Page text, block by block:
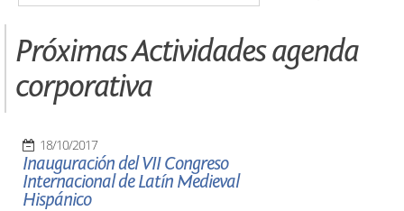
Próximas Actividades agenda
corporativa
18/10/2017
Inauguración del VII Congreso
Internacional de Latín Medieval
Hispánico